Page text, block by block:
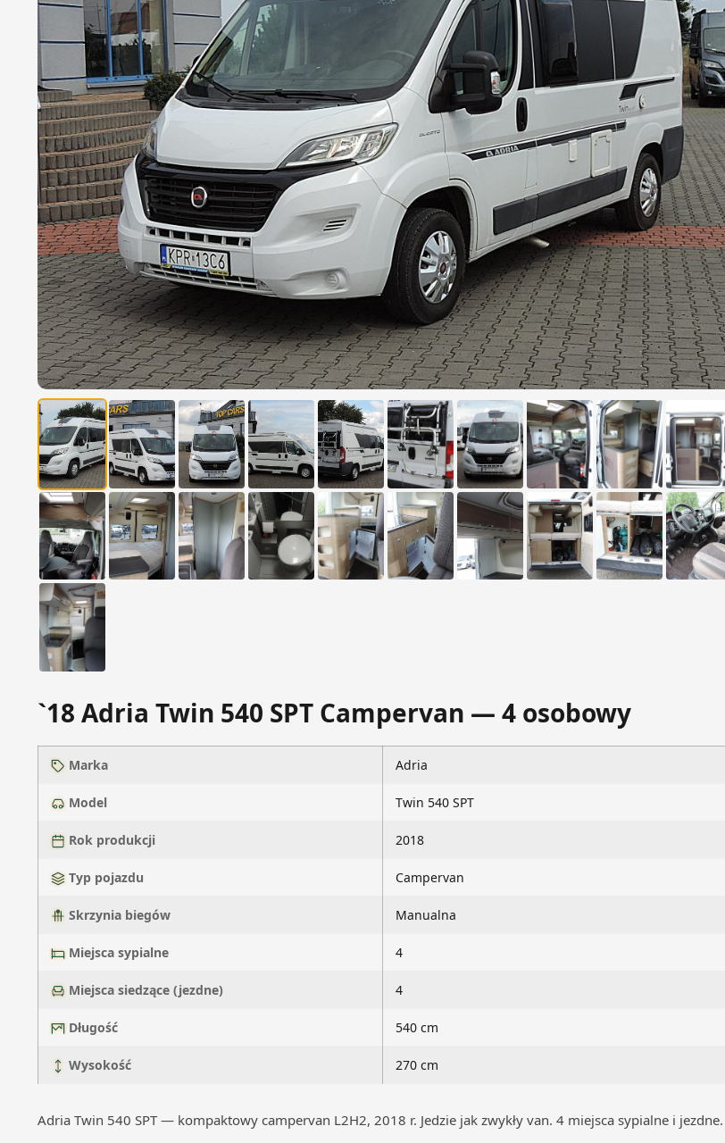
`18 Adria Twin 540 SPT Campervan — 4 osobowy
Marka Adria
Model Twin 540 SPT
Rok produkcji 2018
Typ pojazdu Campervan
Skrzynia biegów Manualna
Miejsca sypialne 4
Miejsca siedzące (jezdne) 4
Długość 540 cm
Wysokość 270 cm
Adria Twin 540 SPT — kompaktowy campervan L2H2, 2018 r. Jedzie jak zwykły van. 4 miejsca sypialne i jezdne.